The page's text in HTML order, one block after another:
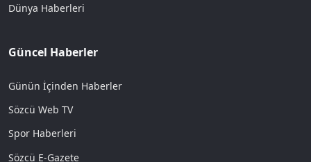
Dünya Haberleri
Güncel Haberler
Günün İçinden Haberler
Sözcü Web TV
Spor Haberleri
Sözcü E-Gazete